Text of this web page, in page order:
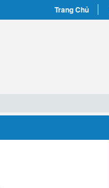
Trang Chủ